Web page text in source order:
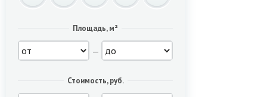
Площадь, м²
—
Стоимость, руб.